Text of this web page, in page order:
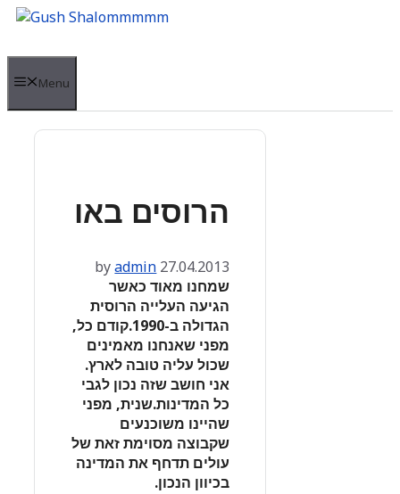
Skip
content
Menu
הרוסים באו
27.04.2013
byadmin
שמחנו מאוד כאשר
הגיעה העלייה הרוסית
הגדולה ב-1990.קודם כל,
מפני שאנחנו מאמינים
שכול עליה טובה לארץ.
אני חושב שזה נכון לגבי
כל המדינות.שנית, מפני
שהיינו משוכנעים
שקבוצה מסוימת זאת של
עולים תדחף את המדינה
בכיוון הנכון.